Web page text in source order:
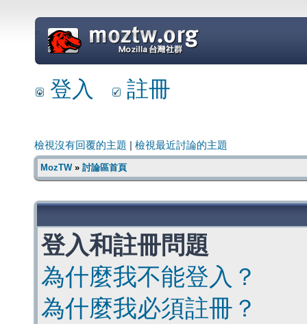
=
登入 註冊
檢視沒有回覆的主題 檢視最近討論的主題
MozTW» 討論區首頁
登入和註冊問題
為什麼我不能登入？
為什麼我必須註冊？